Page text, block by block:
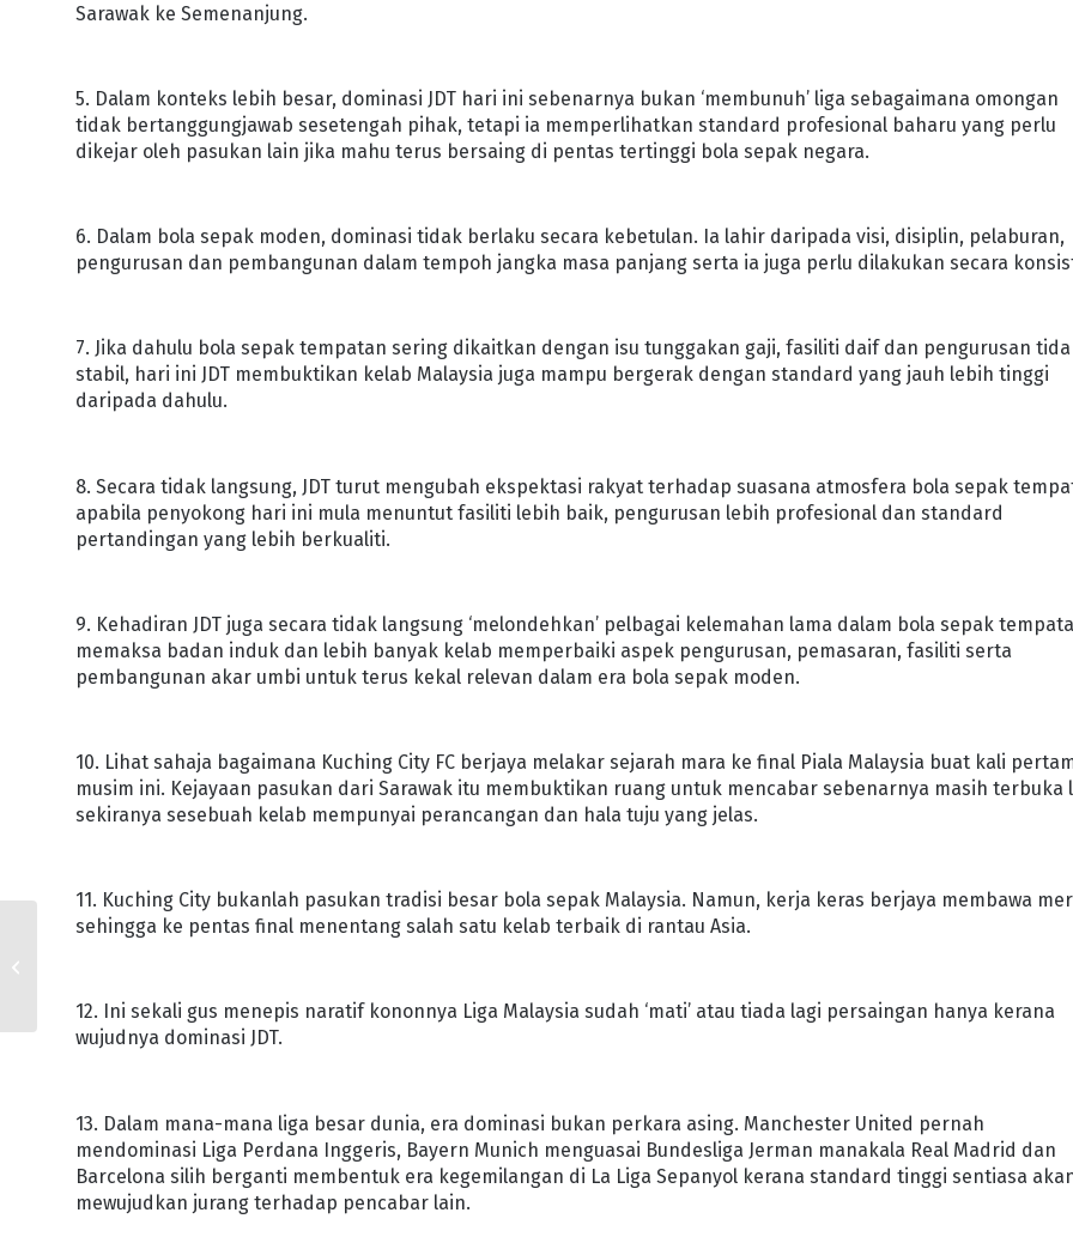
Sarawak ke Semenanjung.
5. Dalam konteks lebih besar, dominasi JDT hari ini sebenarnya bukan ‘membunuh’ liga sebagaimana omongan
tidak bertanggungjawab sesetengah pihak, tetapi ia memperlihatkan standard profesional baharu yang perlu
dikejar oleh pasukan lain jika mahu terus bersaing di pentas tertinggi bola sepak negara.
6. Dalam bola sepak moden, dominasi tidak berlaku secara kebetulan. Ia lahir daripada visi, disiplin, pelaburan,
pengurusan dan pembangunan dalam tempoh jangka masa panjang serta ia juga perlu dilakukan secara
7. Jika dahulu bola sepak tempatan sering dikaitkan dengan isu tunggakan gaji, fasiliti daif dan pengurusan
stabil, hari ini JDT membuktikan kelab Malaysia juga mampu bergerak dengan standard yang jauh lebih tinggi
daripada dahulu.
8. Secara tidak langsung, JDT turut mengubah ekspektasi rakyat terhadap suasana atmosfera bola sepak
apabila penyokong hari ini mula menuntut fasiliti lebih baik, pengurusan lebih profesional dan standard
pertandingan yang lebih berkualiti.
9. Kehadiran JDT juga secara tidak langsung ‘melondehkan’ pelbagai kelemahan lama dalam bola sepak
memaksa badan induk dan lebih banyak kelab memperbaiki aspek pengurusan, pemasaran, fasiliti serta
pembangunan akar umbi untuk terus kekal relevan dalam era bola sepak moden.
10. Lihat sahaja bagaimana Kuching City FC berjaya melakar sejarah mara ke final Piala Malaysia buat kali
musim ini. Kejayaan pasukan dari Sarawak itu membuktikan ruang untuk mencabar sebenarnya masih terbuka
sekiranya sesebuah kelab mempunyai perancangan dan hala tuju yang jelas.
11. Kuching City bukanlah pasukan tradisi besar bola sepak Malaysia. Namun, kerja keras berjaya membawa
sehingga ke pentas final menentang salah satu kelab terbaik di rantau Asia.
12. Ini sekali gus menepis naratif kononnya Liga Malaysia sudah ‘mati’ atau tiada lagi persaingan hanya kerana
wujudnya dominasi JDT.
13. Dalam mana-mana liga besar dunia, era dominasi bukan perkara asing. Manchester United pernah
mendominasi Liga Perdana Inggeris, Bayern Munich menguasai Bundesliga Jerman manakala Real Madrid dan
Barcelona silih berganti membentuk era kegemilangan di La Liga Sepanyol kerana standard tinggi sentiasa
mewujudkan jurang terhadap pencabar lain.
JDT JUARA PIALA